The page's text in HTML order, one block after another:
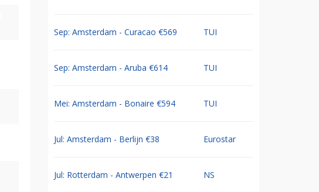
Sep: Amsterdam - Curacao €569 TUI
Sep: Amsterdam - Aruba €614 TUI
Mei: Amsterdam - Bonaire €594 TUI
Jul: Amsterdam - Berlijn €38 Eurostar
Jul: Rotterdam - Antwerpen €21 NS